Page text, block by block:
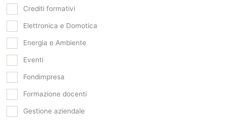
Crediti formativi
Elettronica e Domotica
Energia e Ambiente
Eventi
Fondimpresa
Formazione docenti
Gestione aziendale